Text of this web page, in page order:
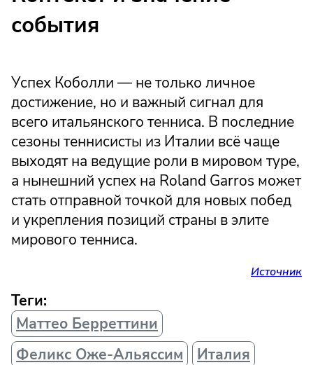
события
Успех Коболли — не только личное
достижение, но и важный сигнал для
всего итальянского тенниса. В последние
сезоны теннисисты из Италии всё чаще
выходят на ведущие роли в мировом туре,
а нынешний успех на Roland Garros может
стать отправной точкой для новых побед
и укрепления позиций страны в элите
мирового тенниса.
Источник
Теги:
Маттео Берреттини
Феликс Оже-Альяссим
Италия